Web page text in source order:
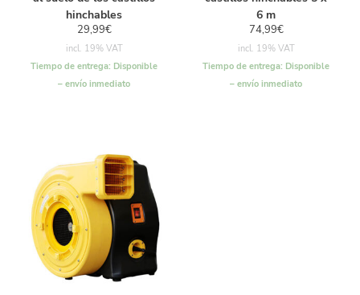
hinchables
29,99€
incl. 19% VAT
Tiempo de entrega: Disponible
– envío inmediato
6 m
74,99€
incl. 19% VAT
Tiempo de entrega: Disponible
– envío inmediato